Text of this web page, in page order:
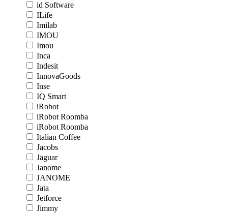
id Software
ILife
Imilab
IMOU
Imou
Inca
Indesit
InnovaGoods
Inse
IQ Smart
iRobot
iRobot Roomba
iRobot Roomba
Italian Coffee
Jacobs
Jaguar
Janome
JANOME
Jata
Jetforce
Jimmy